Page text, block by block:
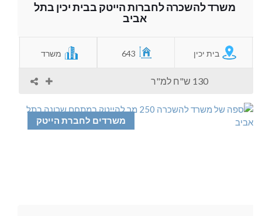
משרד להשכרה לחברות הייטק בבית יכין בתל
אביב
בית יכין 643 משרד
130 ש"ח למ"ר
משרדים לחברת הייטק